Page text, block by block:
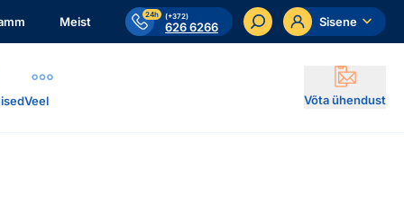
Meist 24h (+372)
626 6266 Sisene
Veel Võta ühendust